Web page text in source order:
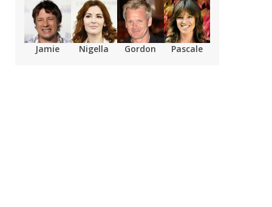
Jamie Nigella Gordon Pascale